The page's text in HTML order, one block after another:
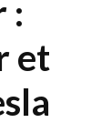
:
et